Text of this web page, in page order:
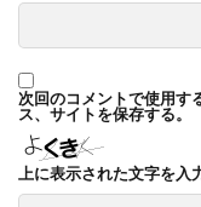
次回のコメントで使用す
ス、サイトを保存する。
上に表示された文字を入